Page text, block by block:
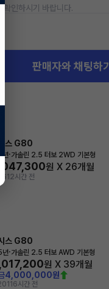
확인하시기 바랍니다.
판매자와 채팅하기
시스 G80
·가솔린 2.5 터보 2WD 기본형
1,047,300원 X 26개월
2시간 전
스 G80
·가솔린 2.5 터보 AWD 기본형
원 X 39개월
4,000,000원
16시간 전